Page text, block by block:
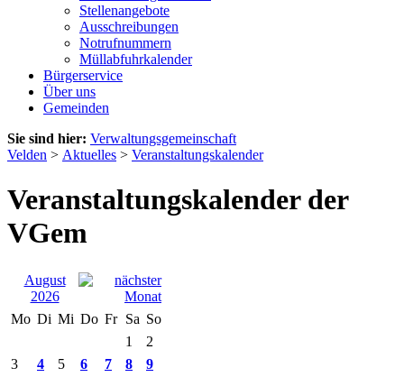
Stellenangebote
Ausschreibungen
Notrufnummern
Müllabfuhrkalender
Bürgerservice
Über uns
Gemeinden
Sie sind hier: Verwaltungsgemeinschaft
Velden > Aktuelles > Veranstaltungskalender
Veranstaltungskalender der
VGem
August
2026
Mo Di Mi Do Fr Sa So
1
2
3
4 5 6 7 8
9